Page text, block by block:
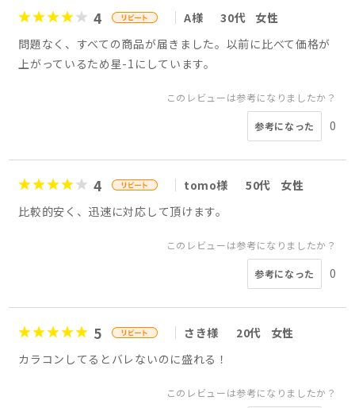
4 A様 30代
女性
問題なく、すべての商品が届きました。以前に比べて価格が
上がっているため星-1にしています。
このレビューは参考になりましたか？
参考になった 0
4 tomo様 50代
女性
比較的安く、迅速に対応して頂けます。
このレビューは参考になりましたか？
参考になった 0
5 さき様 20代
女性
カラコンしてるとバレないのに盛れる！
このレビューは参考になりましたか？